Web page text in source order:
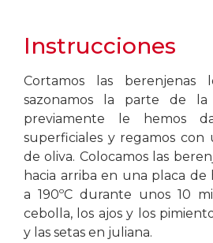
Instrucciones
Cortamos las berenjenas
sazonamos la parte de
previamente le hemos
superficiales y regamos con
de oliva. Colocamos las
hacia arriba en una placa de
a 190ºC durante unos 10
cebolla, los ajos y los
y las setas en juliana.